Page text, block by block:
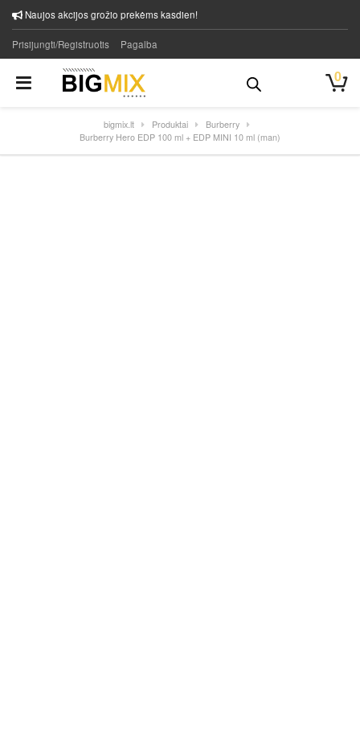
Naujos akcijos grožio prekėms kasdien!
Prisijungti/Registruotis Pagalba
0
bigmix.lt Produktai
Burberry
Burberry Hero EDP 100 ml + EDP MINI 10 ml (man)